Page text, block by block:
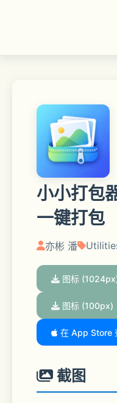
小小打包
一键打包
亦彬 潘
图标
图标 (100px)
在 App Store
截图